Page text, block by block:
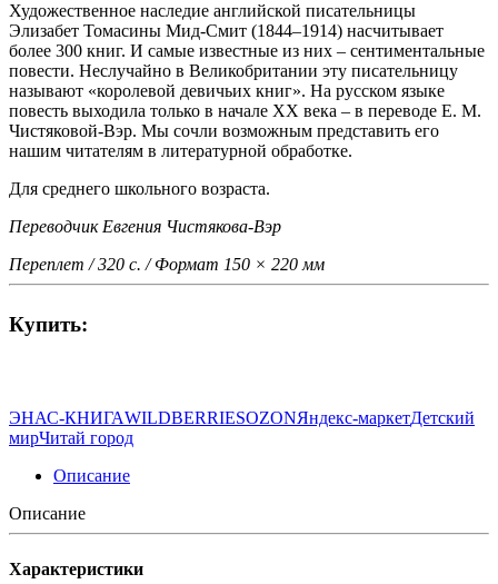
Художественное наследие английской писательницы
Элизабет Томасины Мид-Смит (1844–1914) насчитывает
более 300 книг. И самые известные из них – сентиментальные
повести. Неслучайно в Великобритании эту писательницу
называют «королевой девичьих книг». На русском языке
повесть выходила только в начале ХХ века – в переводе Е. М.
Чистяковой-Вэр. Мы сочли возможным представить его
нашим читателям в литературной обработке.
Для среднего школьного возраста.
Переводчик Евгения Чистякова-Вэр
Переплет / 320 с. / Формат 150 × 220 мм
Купить:
ЭНАС-КНИГАWILDBERRIESOZONЯндекс-маркетДетский
мирЧитай город
Описание
Описание
Характеристики